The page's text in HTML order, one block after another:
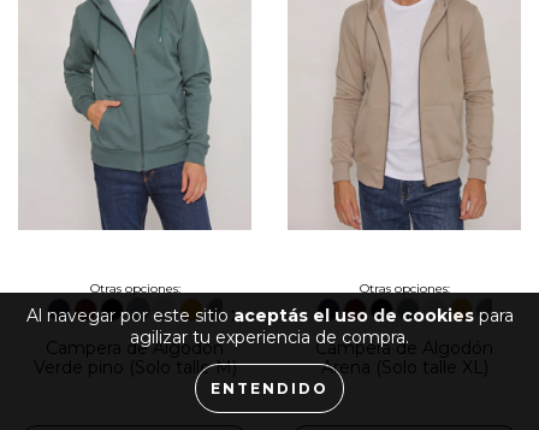
Al navegar por este sitio aceptás el uso de cookiespara
agilizar tu experiencia de compra.
ENTENDIDO
Otras opciones:
Campera de Algodón
Verde pino (Solo talle M)
Otras opciones:
Campera de Algodón
Arena (Solo talle XL)